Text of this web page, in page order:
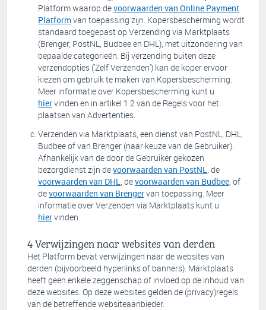
Platform waarop devoorwaarden van Online Payment
Platformvan toepassing zijn. Kopersbescherming wordt
standaard toegepast op Verzending via Marktplaats
(Brenger, PostNL, Budbee en DHL), met uitzondering van
bepaalde categorieën. Bij verzending buiten deze
verzendopties ('Zelf Verzenden') kan de koper ervoor
kiezen om gebruik te maken van Kopersbescherming.
Meer informatie over Kopersbescherming kunt u
hiervinden en in artikel 1.2 van de Regels voor het
plaatsen van Advertenties.
Verzenden via Marktplaats, een dienst van PostNL, DHL,
Budbee of van Brenger (naar keuze van de Gebruiker).
Afhankelijk van de door de Gebruiker gekozen
bezorgdienst zijn devoorwaarden van PostNL, de
voorwaarden van DHL, devoorwaarden van Budbee, of
devoorwaarden van Brengervan toepassing. Meer
informatie over Verzenden via Marktplaats kunt u
hiervinden.
Verwijzingen naar websites van derden
Het Platform bevat verwijzingen naar de websites van
derden (bijvoorbeeld hyperlinks of banners). Marktplaats
heeft geen enkele zeggenschap of invloed op de inhoud van
deze websites. Op deze websites gelden de (privacy)regels
van de betreffende websiteaanbieder.